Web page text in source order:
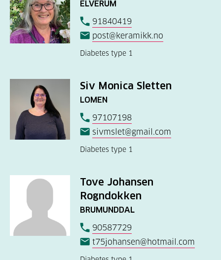
ELVERUM
91840419
post@keramikk.no
Diabetes type 1
Siv Monica Sletten
LOMEN
97107198
sivmslet@gmail.com
Diabetes type 1
Tove Johansen
Rogndokken
BRUMUNDDAL
90587729
t75johansen@hotmail.com